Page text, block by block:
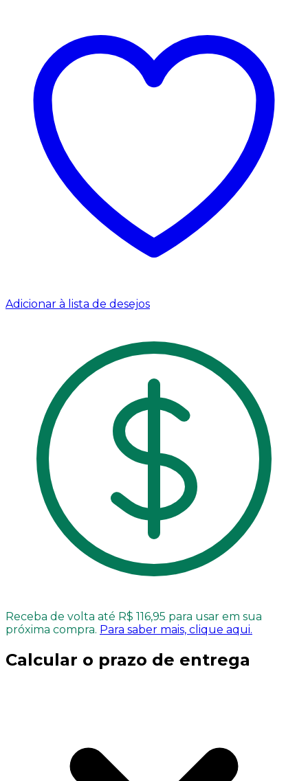
Adicionar à lista de desejos
Receba de volta até R$ 116,95 para usar em sua
próxima compra. Para saber mais, clique aqui.
Calcular o prazo de entrega